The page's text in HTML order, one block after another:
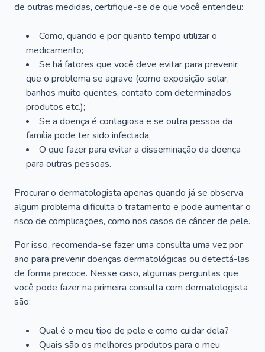
de outras medidas, certifique-se de que você entendeu:
Como, quando e por quanto tempo utilizar o
medicamento;
Se há fatores que você deve evitar para prevenir
que o problema se agrave (como exposição solar,
banhos muito quentes, contato com determinados
produtos etc.);
Se a doença é contagiosa e se outra pessoa da
família pode ter sido infectada;
O que fazer para evitar a disseminação da doença
para outras pessoas.
Procurar o dermatologista apenas quando já se observa
algum problema dificulta o tratamento e pode aumentar o
risco de complicações, como nos casos de câncer de pele.
Por isso, recomenda-se fazer uma consulta uma vez por
ano para prevenir doenças dermatológicas ou detectá-las
de forma precoce. Nesse caso, algumas perguntas que
você pode fazer na primeira consulta com dermatologista
são:
Qual é o meu tipo de pele e como cuidar dela?
Quais são os melhores produtos para o meu